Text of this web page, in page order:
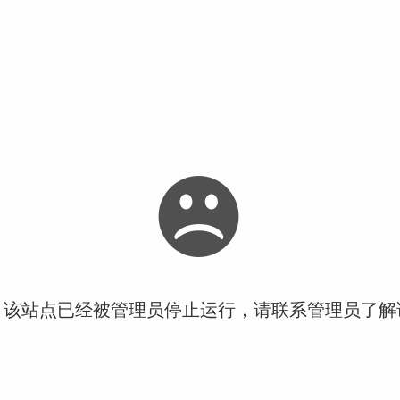
站点已经被管理员停止运行，请联系管理员了